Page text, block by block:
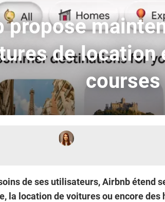
propose
de location
courses
de ses utilisateurs, Airbnb étend
la location de voitures ou encore des